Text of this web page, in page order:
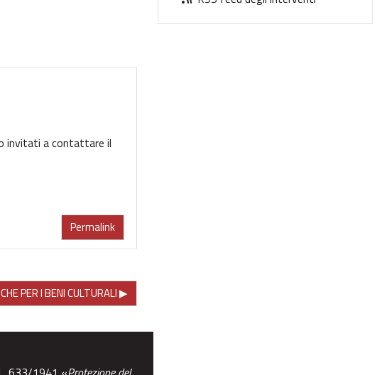
invitati a contattare il
Permalink
PER I BENI CULTURALI ▶︎